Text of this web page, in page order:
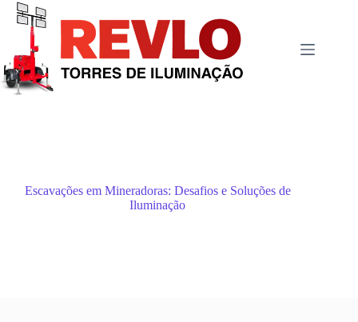
Pular
para
conteúdo
Escavações em Mineradoras: Desafios e Soluções de
Iluminação